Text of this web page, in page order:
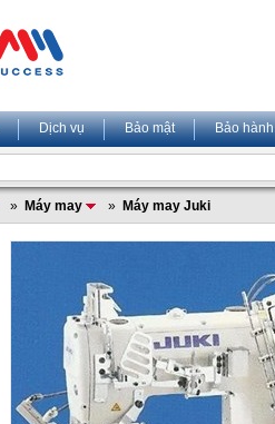
Dịch vụ Bảo mật Bảo hành
» Máy may » Máy may Juki